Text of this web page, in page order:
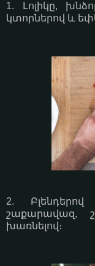
1. Լոլիկը,
կտորներով և
2.
շաքարավազ,
խառնելով։